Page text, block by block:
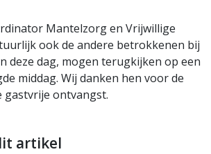
Mantelzorg en Vrijwillige
ook de andere betrokkenen bij
deze dag, mogen terugkijken op een
middag. Wij danken hen voor de
gastvrije ontvangst.
artikel